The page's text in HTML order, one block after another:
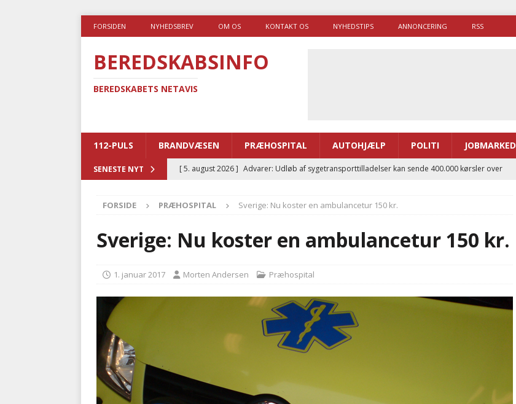
FORSIDEN NYHEDSBREV OM OS KONTAKT OS NYHEDSTIPS ANNONCERING RSS
BEREDSKABSINFO
BEREDSKABETS NETAVIS
112-PULS BRANDVÆSEN PRÆHOSPITAL AUTOHJÆLP POLITI JOBMARKED
SENESTE NYT [ 5. august 2026 ] Advarer: Udløb af sygetransporttilladelser kan sende 400.000 kørsler over
[ 5. august 2026 ] Ny ambulance og el-sygetransportvogn til Samsø
[ 4. august 2026 ]
Brandvæsenerne brugte lidt længere tid på at komme af sted i 2025
[ 4. august 2026 ] Ny treårig politiuddannelse skal ruste betjentene til mere kompleks
Brandvæsenernes gennemsnitlige responstid steg med 9 sekunder i 2025
BRANDVÆSEN
FORSIDE PRÆHOSPITAL Sverige: Nu koster en ambulancetur 150 kr.
Sverige: Nu koster en ambulancetur 150 kr.
1. januar 2017 Morten Andersen Præhospital